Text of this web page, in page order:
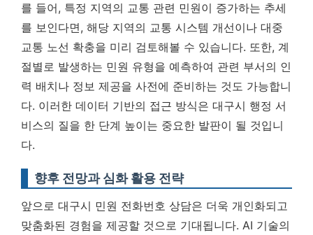
를 들어, 특정 지역의 교통 관련 민원이 증가하는 추세
를 보인다면, 해당 지역의 교통 시스템 개선이나 대중
교통 노선 확충을 미리 검토해볼 수 있습니다. 또한, 계
절별로 발생하는 민원 유형을 예측하여 관련 부서의 인
력 배치나 정보 제공을 사전에 준비하는 것도 가능합니
다. 이러한 데이터 기반의 접근 방식은 대구시 행정 서
비스의 질을 한 단계 높이는 중요한 발판이 될 것입니
다.
향후 전망과 심화 활용 전략
앞으로 대구시 민원 전화번호 상담은 더욱 개인화되고
맞춤화된 경험을 제공할 것으로 기대됩니다. AI 기술의